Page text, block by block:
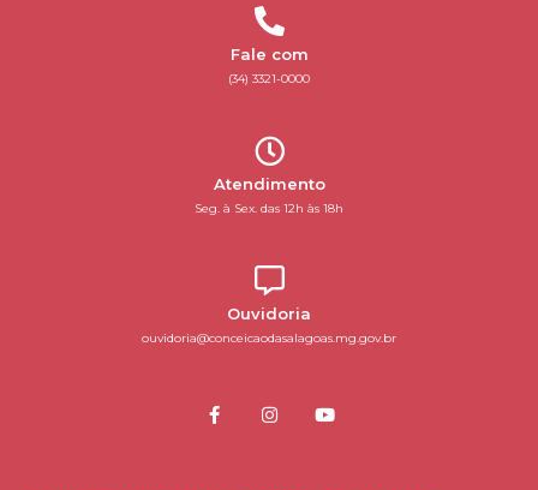
Fale com
(34) 3321-0000
Atendimento
Seg. à Sex. das 12h às 18h
Ouvidoria
ouvidoria@conceicaodasalagoas.mg.gov.br